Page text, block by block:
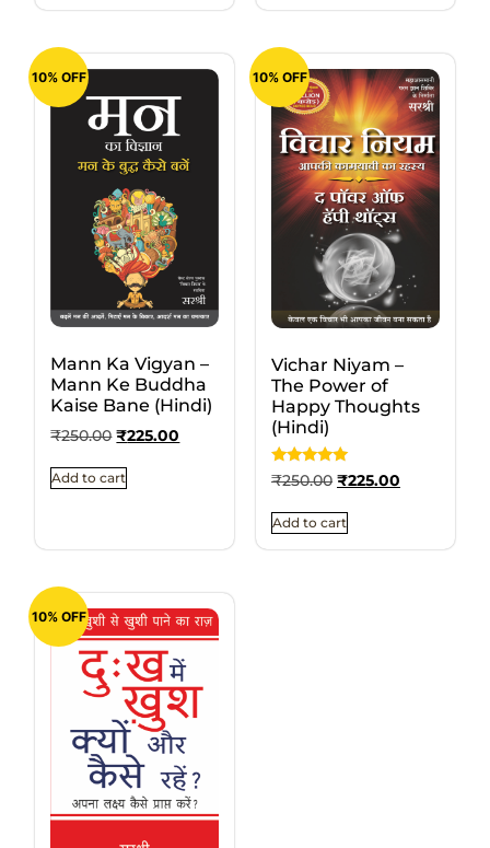
10% OFF
Mann Ka Vigyan –
Mann Ke Buddha
Kaise Bane (Hindi)
₹250.00 ₹225.00
Add to cart
10% OFF
Vichar Niyam –
The Power of
Happy Thoughts
(Hindi)
Rated
5.00
₹250.00 ₹225.00
Add to cart
10% OFF